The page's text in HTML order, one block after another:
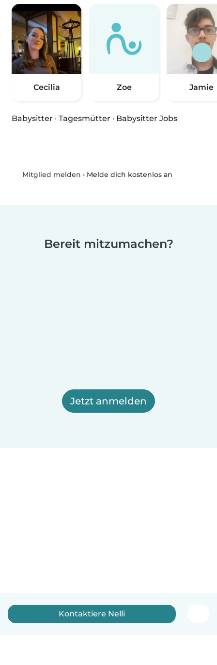
Cecilia Zoe Jamie
Babysitter · Tagesmütter · Babysitter Jobs
Mitglied melden • Melde dich kostenlos an
Bereit mitzumachen?
Jetzt anmelden
Kontaktiere Nelli